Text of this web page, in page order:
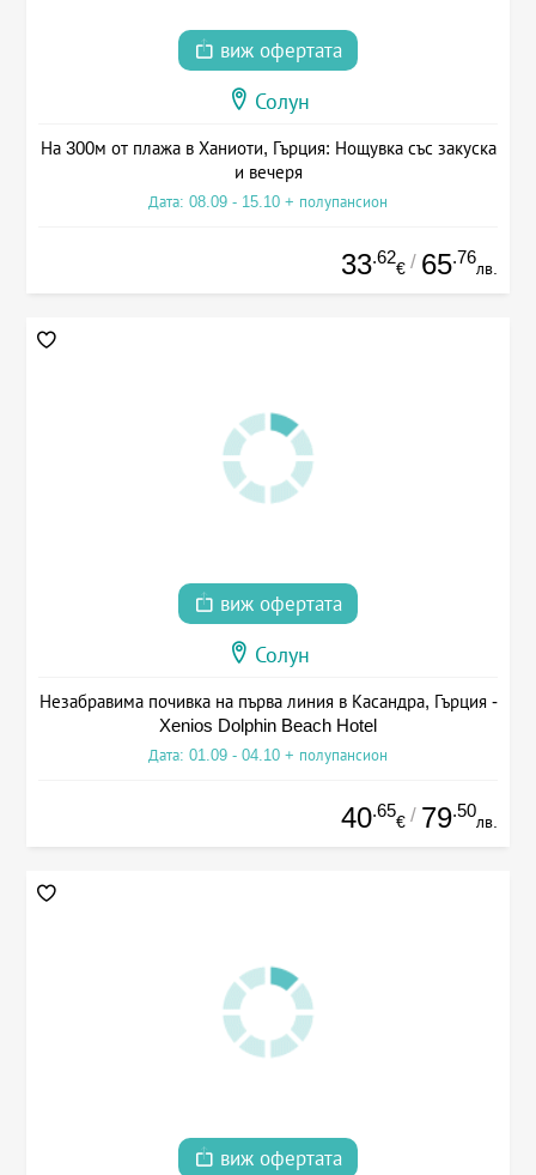
виж офертата
Солун
На 300м от плажа в Ханиоти, Гърция: Нощувка със закуска
и вечеря
Дата: 08.09 - 15.10 + полупансион
33.62
€ / 65.76
лв.
виж офертата
Солун
Незабравима почивка на първа линия в Касандра, Гърция -
Xenios Dolphin Beach Hotel
Дата: 01.09 - 04.10 + полупансион
40.65
€ / 79.50
лв.
виж офертата